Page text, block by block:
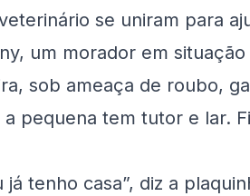
se uniram para
um morador em
sob ameaça de roubo,
pequena tem tutor e lar.
tenho casa”, diz a